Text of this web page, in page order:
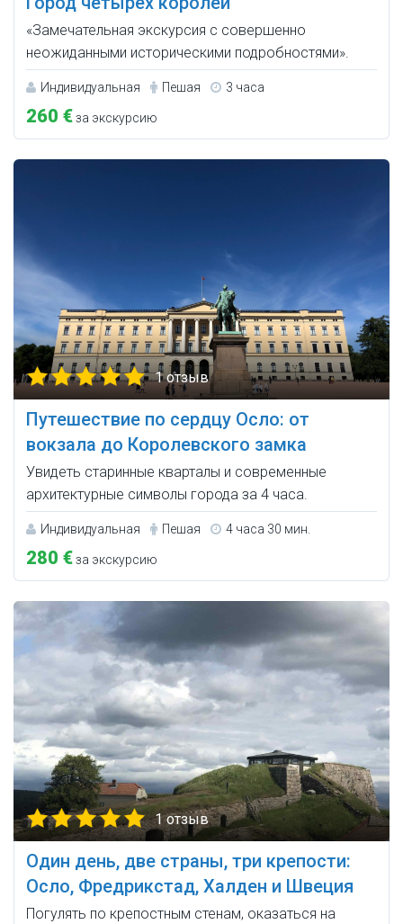
«Замечательная экскурсия с совершенно
неожиданными историческими подробностями».
Индивидуальная Пешая 3 часа
260 €за экскурсию
1 отзыв
Путешествие по сердцу Осло: от
вокзала до Королевского замка
Увидеть старинные кварталы и современные
архитектурные символы города за 4 часа.
Индивидуальная Пешая 4 часа 30 мин.
280 €за экскурсию
1 отзыв
Один день, две страны, три крепости:
Осло, Фредрикстад, Халден и Швеция
Погулять по крепостным стенам, оказаться на